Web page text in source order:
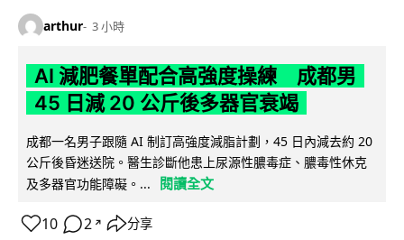
arthur 3 小時
AI 減肥餐單配合高強度操練 成都男
45 日減 20 公斤後多器官衰竭
成都一名男子跟隨 AI 制訂高強度減脂計劃，45 日內減去約 20
公斤後昏迷送院。醫生診斷他患上尿源性膿毒症、膿毒性休克
及多器官功能障礙。...
閱讀全文
10 2 ↗ 分享